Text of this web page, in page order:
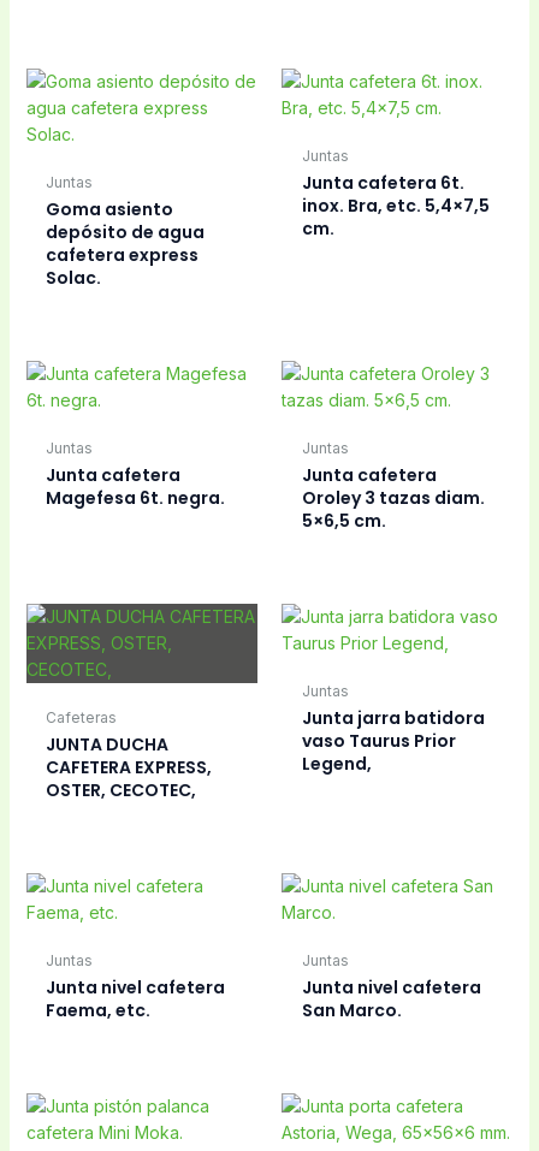
Juntas
Goma asiento
depósito de agua
cafetera express
Solac.
Juntas
Junta cafetera 6t.
inox. Bra, etc. 5,4×7,5
cm.
Juntas
Junta cafetera
Magefesa 6t. negra.
Juntas
Junta cafetera
Oroley 3 tazas diam.
5×6,5 cm.
Cafeteras
JUNTA DUCHA
CAFETERA EXPRESS,
OSTER, CECOTEC,
Juntas
Junta jarra batidora
vaso Taurus Prior
Legend,
Juntas
Junta nivel cafetera
Faema, etc.
Juntas
Junta nivel cafetera
San Marco.